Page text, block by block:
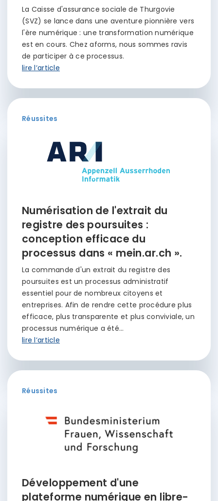
La Caisse d'assurance sociale de Thurgovie
(SVZ) se lance dans une aventure pionnière vers
l'ère numérique : une transformation numérique
est en cours. Chez aforms, nous sommes ravis
de participer à ce processus.
lire l’article
Réussites
Numérisation de l'extrait du
registre des poursuites :
conception efficace du
processus dans « mein.ar.ch ».
La commande d'un extrait du registre des
poursuites est un processus administratif
essentiel pour de nombreux citoyens et
entreprises. Afin de rendre cette procédure plus
efficace, plus transparente et plus conviviale, un
processus numérique a été…
lire l’article
Réussites
Développement d'une
plateforme numérique en libre-